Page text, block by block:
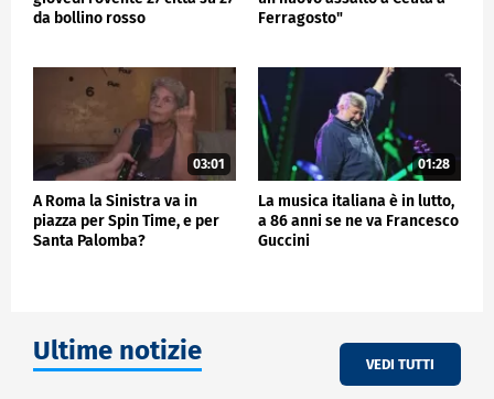
da bollino rosso
Ferragosto"
03:01
A Roma la Sinistra va in
piazza per Spin Time, e per
Santa Palomba?
01:28
La musica italiana è in lutto,
a 86 anni se ne va Francesco
Guccini
Ultime notizie VEDI TUTTI